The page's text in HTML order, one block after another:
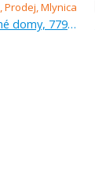
Prodej, pozemek pro rodinné domy, 779 m